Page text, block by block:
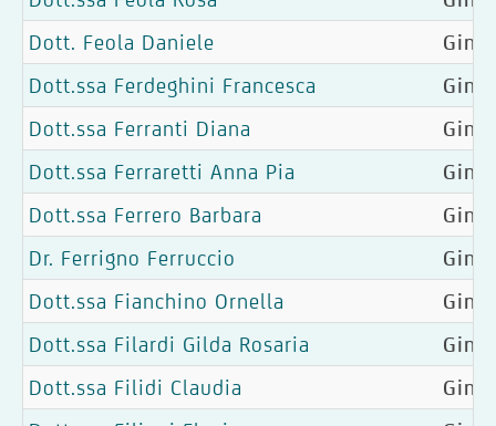
Dott. Feola Daniele
Dott.ssa Ferdeghini Francesca
Dott.ssa Ferranti Diana
Dott.ssa Ferraretti Anna Pia
Dott.ssa Ferrero Barbara
Dr. Ferrigno Ferruccio
Dott.ssa Fianchino Ornella
Dott.ssa Filardi Gilda Rosaria
Dott.ssa Filidi Claudia